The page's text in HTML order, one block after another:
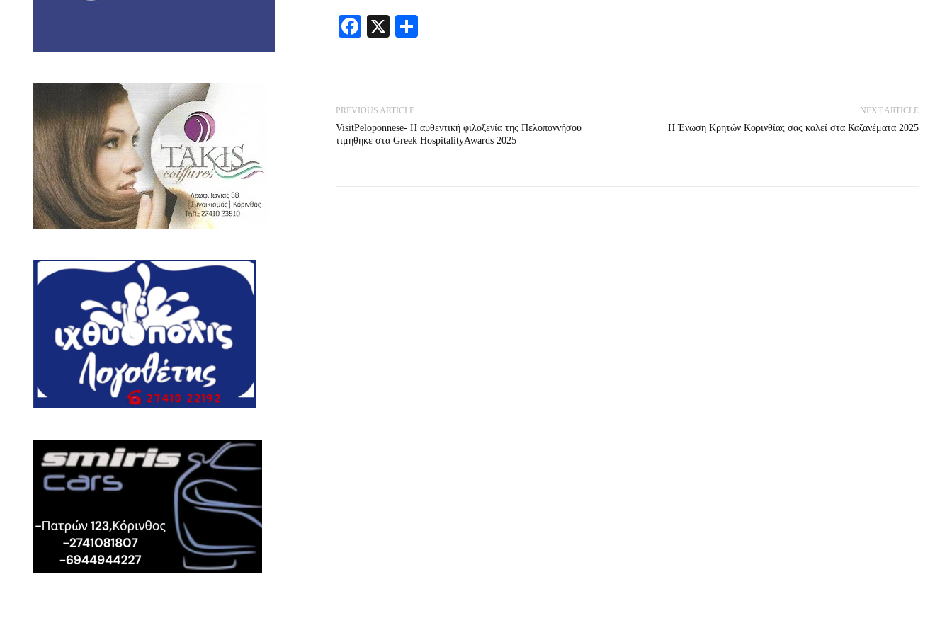
Facebook
X Share
PREVIOUS ARTICLE
VisitPeloponnese- Η αυθεντική φιλοξενία της Πελοποννήσου
τιμήθηκε στα Greek HospitalityAwards 2025
NEXT ARTICLE
Η Ένωση Κρητών Κορινθίας σας καλεί στα Καζανέματα 2025